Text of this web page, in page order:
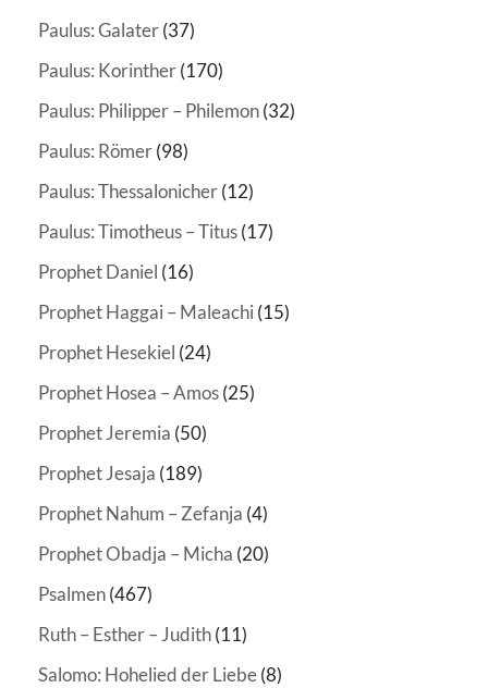
Paulus: Galater(37)
Paulus: Korinther(170)
Paulus: Philipper – Philemon(32)
Paulus: Römer(98)
Paulus: Thessalonicher(12)
Paulus: Timotheus – Titus(17)
Prophet Daniel (16)
Prophet Haggai – Maleachi (15)
Prophet Hesekiel (24)
Prophet Hosea – Amos(25)
Prophet Jeremia (50)
Prophet Jesaja (189)
Prophet Nahum – Zefanja (4)
Prophet Obadja – Micha (20)
Psalmen(467)
Ruth – Esther – Judith(11)
Salomo: Hohelied der Liebe(8)